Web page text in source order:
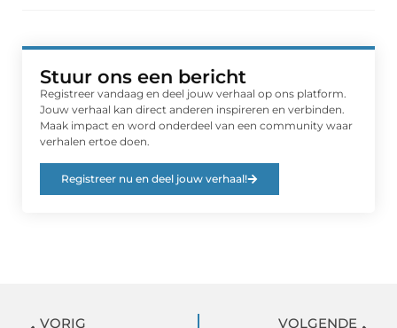
Stuur ons een bericht
Registreer vandaag en deel jouw verhaal op ons platform.
Jouw verhaal kan direct anderen inspireren en verbinden.
Maak impact en word onderdeel van een community waar
verhalen ertoe doen.
Registreer nu en deel jouw verhaal!
VORIG VOLGENDE